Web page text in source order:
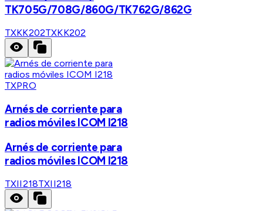
TK705G/708G/860G/TK762G/862G
TXKK202TXKK202
TXPRO
Arnés de corriente para
radios móviles ICOM I218
Arnés de corriente para
radios móviles ICOM I218
TXII218TXII218